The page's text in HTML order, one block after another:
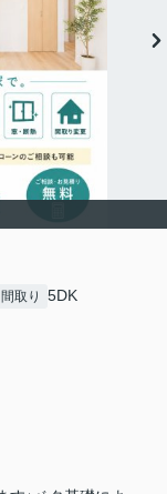
間取り 5DK